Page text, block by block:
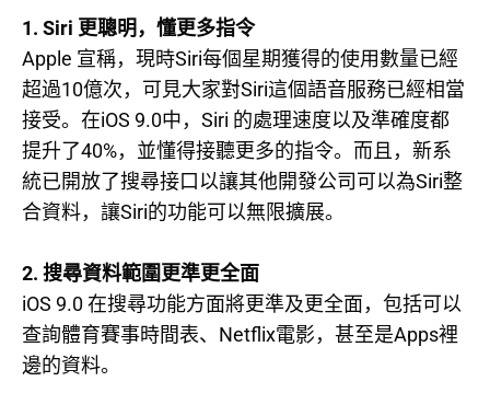
1. Siri 更聰明，懂更多指令
Apple 宣稱，現時Siri每個星期獲得的使用數量已經
超過10億次，可見大家對Siri這個語音服務已經相當
接受。在iOS 9.0中， Siri 的處理速度以及準確度都
提升了40%，並懂得接聽更多的指令。而且，新系
統已開放了搜尋接口以讓其他開發公司可以為Siri整
合資料，讓Siri的功能可以無限擴展。
2. 搜尋資料範圍更準更全面
iOS 9.0 在搜尋功能方面將更準及更全面，包括可以
查詢體育賽事時間表、 Netflix電影，甚至是Apps裡
邊的資料。